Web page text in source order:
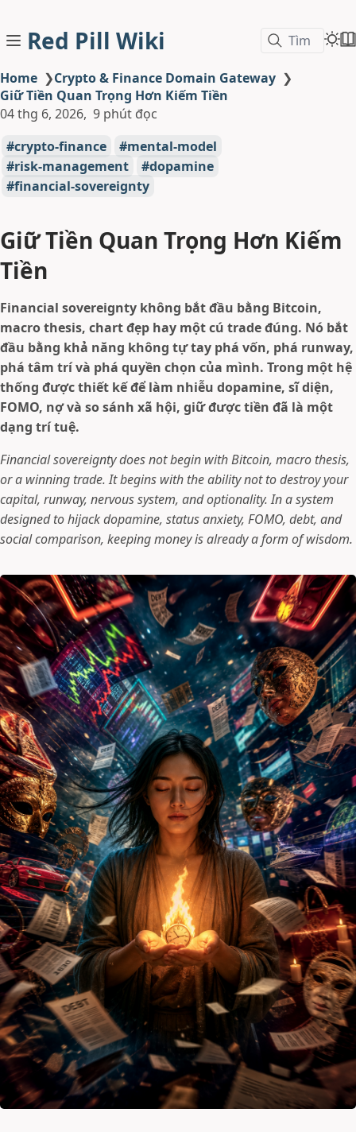
Red Pill Wiki Tìm
Home ❯Crypto & Finance Domain Gateway ❯
Giữ Tiền Quan Trọng Hơn Kiếm Tiền
04 thg 6, 2026 9 phút đọc
crypto-finance
mental-model
risk-management
dopamine
financial-sovereignty
Giữ Tiền Quan Trọng Hơn Kiếm
Tiền
Financial sovereignty không bắt đầu bằng Bitcoin,
macro thesis, chart đẹp hay một cú trade đúng. Nó bắt
đầu bằng khả năng không tự tay phá vốn, phá runway,
phá tâm trí và phá quyền chọn của mình. Trong một hệ
thống được thiết kế để làm nhiễu dopamine, sĩ diện,
FOMO, nợ và so sánh xã hội, giữ được tiền đã là một
dạng trí tuệ.
Financial sovereignty does not begin with Bitcoin, macro thesis,
or a winning trade. It begins with the ability not to destroy your
capital, runway, nervous system, and optionality. In a system
designed to hijack dopamine, status anxiety, FOMO, debt, and
social comparison, keeping money is already a form of wisdom.